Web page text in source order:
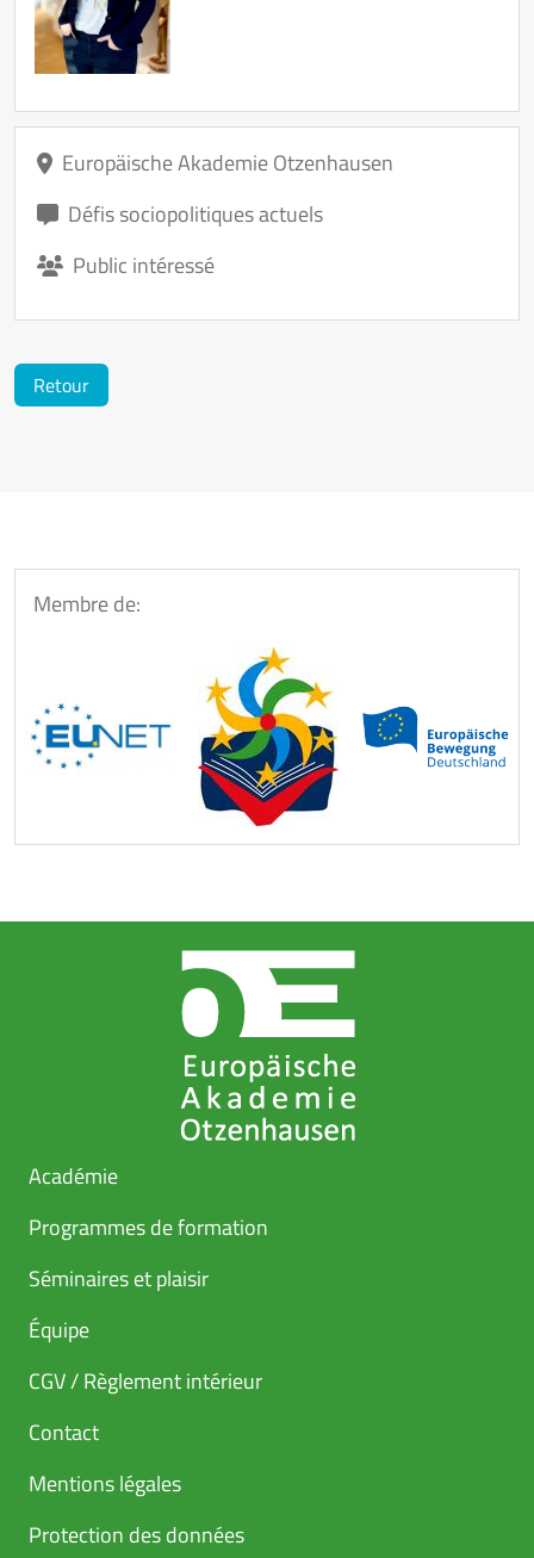
Europäische Akademie Otzenhausen
Défis sociopolitiques actuels
Public intéressé
Retour
Membre de:
Académie
Programmes de formation
Séminaires et plaisir
Équipe
CGV / Règlement intérieur
Contact
Mentions légales
Protection des données